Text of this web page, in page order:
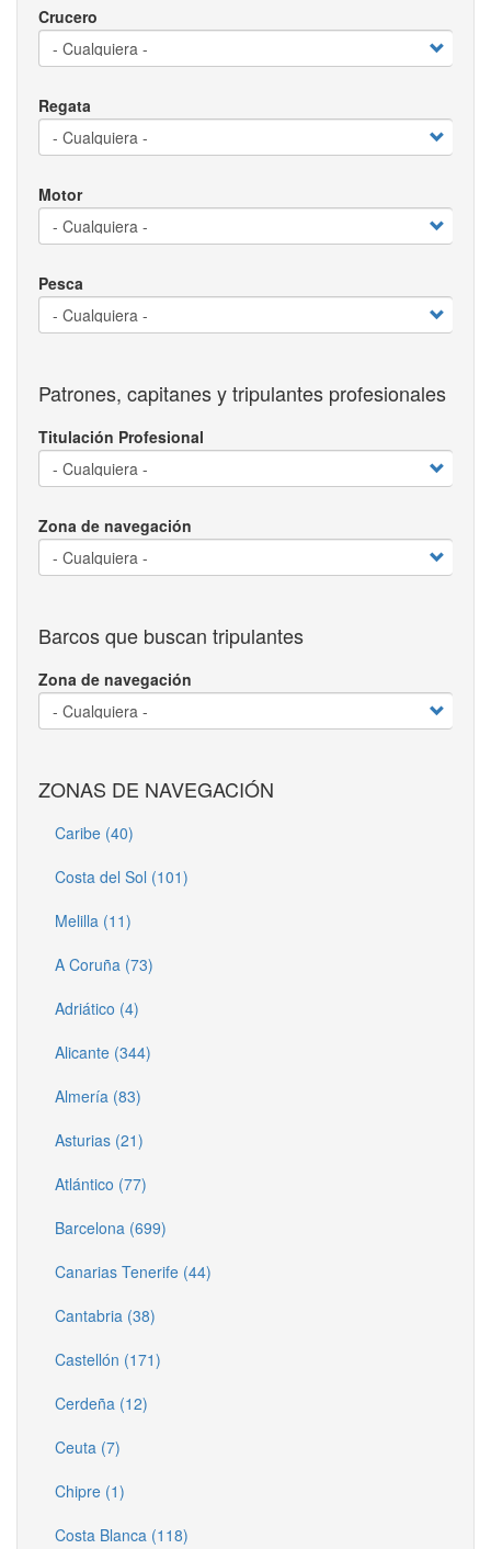
Crucero
Regata
Motor
Pesca
Patrones, capitanes y tripulantes profesionales
Titulación Profesional
Zona de navegación
Barcos que buscan tripulantes
Zona de navegación
ZONAS DE NAVEGACIÓN
Caribe (40)
Costa del Sol (101)
Melilla (11)
A Coruña (73)
Adriático (4)
Alicante (344)
Almería (83)
Asturias (21)
Atlántico (77)
Barcelona (699)
Canarias Tenerife (44)
Cantabria (38)
Castellón (171)
Cerdeña (12)
Ceuta (7)
Chipre (1)
Costa Blanca (118)